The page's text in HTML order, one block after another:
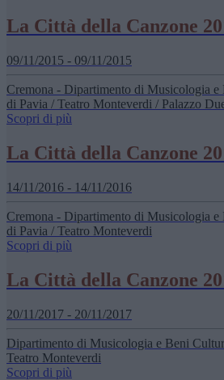
La Città della Canzone
09/11/2015 - 09/11/2015
Cremona - Dipartimento di Musicologia
di Pavia / Teatro Monteverdi / Palazzo
Scopri di più
La Città della Canzone
14/11/2016 - 14/11/2016
Cremona - Dipartimento di Musicologia
di Pavia / Teatro Monteverdi
Scopri di più
La Città della Canzone
20/11/2017 - 20/11/2017
Dipartimento di Musicologia e Beni
Teatro Monteverdi
Scopri di più